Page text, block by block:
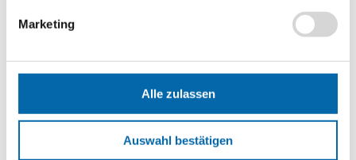
Marketing
Alle zulassen
Auswahl bestätigen
Unternehmerisch Denken und Handeln
– Potenziale entdecken und
ökonomische Kompetenzen entwickeln